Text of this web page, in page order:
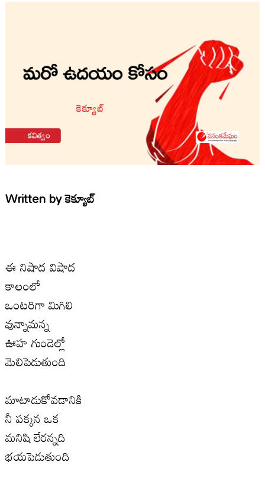
Written byకెక్యూబ్
ఈ నిషాద విషాద
కాలంలో
ఒంటరిగా మిగిలి
వున్నామన్న
ఊహ గుండెల్లో
మెలిపెడుతుంది
మాటాడుకోవడానికి
నీ పక్కన ఒక
మనిషి లేరన్నది
భయపెడుతుంది